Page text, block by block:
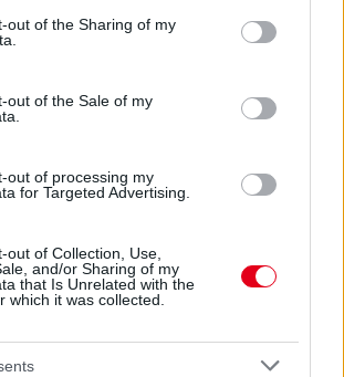
visit or usage behaviour. You may click to
to Google and its third-party tags to
below specified purposes in below Google
out of the Sharing of my
out of the Sale of my
out of processing my
for Targeted Advertising.
out of Collection, Use,
and/or Sharing of my
that Is Unrelated with the
which it was collected.
szombati időmérős hibáját emelte ki a
számára vasárnap Bakuban.
a Formula Podcast